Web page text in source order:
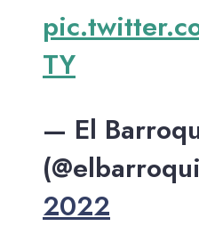
TY
— El
2022